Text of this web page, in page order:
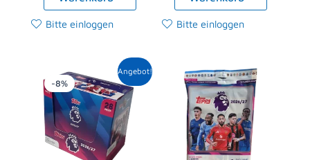
Bitte einloggen Bitte einloggen
Angebot!
-8%
Ursprünglicher
Preis
war:
119,00 €
Aktueller
Preis
ist:
108,99 €.